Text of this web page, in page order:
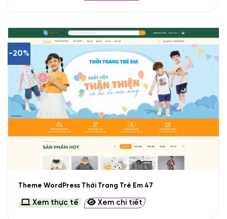
-20%
Theme WordPress Thời Trang Trẻ Em 47
Xem thực tế Xem chi tiết